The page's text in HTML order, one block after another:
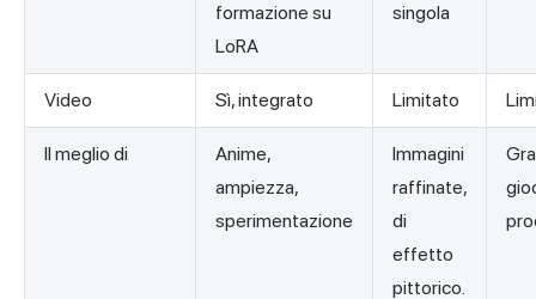
formazione su
LoRA
singola
Video Sì, integrato Limitato
Il meglio di
Anime,
ampiezza,
sperimentazione
Immagini
raffinate,
di
effetto
pittorico.